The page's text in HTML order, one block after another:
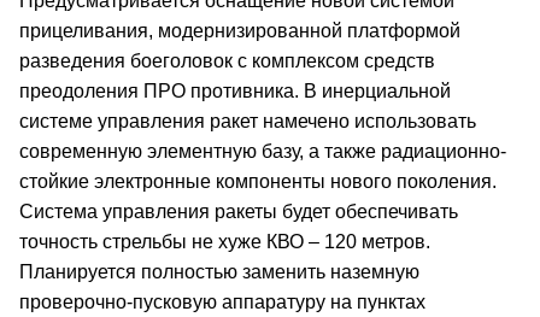
прицеливания, модернизированной платформой
разведения боеголовок с комплексом средств
преодоления ПРО противника. В инерциальной
системе управления ракет намечено использовать
современную элементную базу, а также радиационно-
стойкие электронные компоненты нового поколения.
Система управления ракеты будет обеспечивать
точность стрельбы не хуже КВО – 120 метров.
Планируется полностью заменить наземную
проверочно-пусковую аппаратуру на пунктах